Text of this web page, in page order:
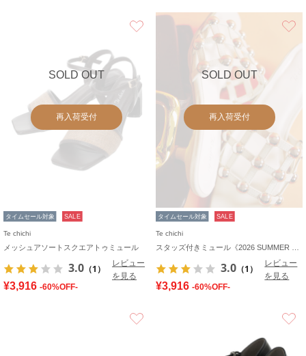
SOLD OUT
再入荷受付
お気に入り
タイムセール対象 SALE
Te chichi
メッシュアソートスクエアトゥミュール
3.0 （1）
レビュー
を見る
¥3,916 -60%OFF-
SOLD OUT
再入荷受付
タイムセール対象 SALE
Te chichi
3.0 （1）
レビュー
を見る
¥3,916 -60%OFF-